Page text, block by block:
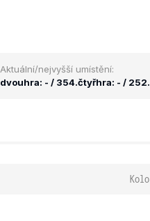
Aktuální/nejvyšší umístění:
dvouhra: - / 354.čtyřhra: - / 252.
Kolo